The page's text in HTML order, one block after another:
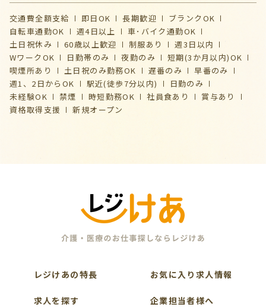
交通費全額支給 即日OK 長期歓迎
ブランクOK
自転車通勤OK
週4日以上
車･バイク通勤OK
土日祝休み
60歳以上歓迎 制服あり
週3日以内
WワークOK
日勤帯のみ 夜勤のみ
短期(3か月以内)OK
喫煙所あり
土日祝のみ勤務OK 遅番のみ
早番のみ
週1、2日からOK
駅近(徒歩7分以内)
日勤のみ
未経験OK
禁煙 時短勤務OK 社員食あり
賞与あり
資格取得支援
新規オープン
レジけあの特長
求人を探す
お気に入り求人情報
企業担当者様へ